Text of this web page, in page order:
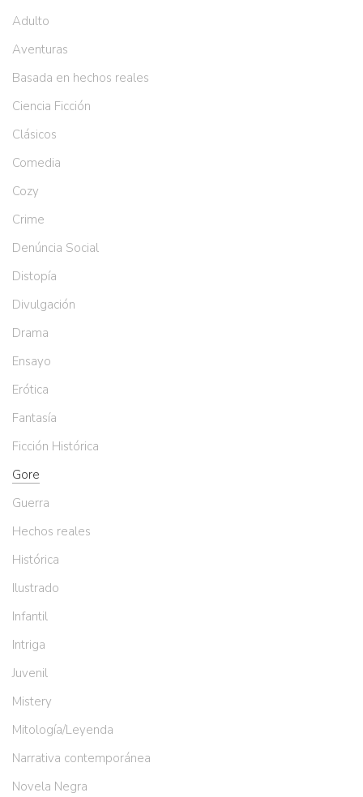
Adulto
Aventuras
Basada en hechos reales
Ciencia Ficción
Clásicos
Comedia
Cozy
Crime
Denúncia Social
Distopía
Divulgación
Drama
Ensayo
Erótica
Fantasía
Ficción Histórica
Gore
Guerra
Hechos reales
Histórica
Ilustrado
Infantil
Intriga
Juvenil
Mistery
Mitología/Leyenda
Narrativa contemporánea
Novela Negra